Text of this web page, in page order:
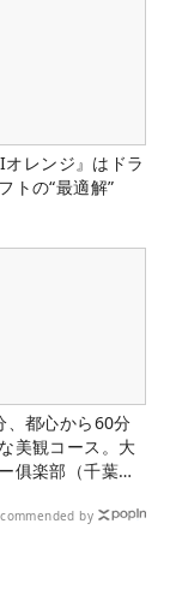
オレンジ』はドラ
トの“最適解”
、都心から60分
美観コース。大
俱楽部（千葉
by